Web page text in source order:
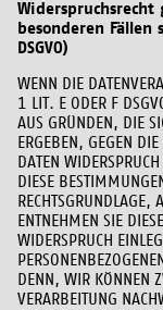
besonderen
DSGVO)
WENN DIE
1 LIT. E ODER F
AUS GRÜNDEN, DIE
ERGEBEN, GEGEN
DATEN
DIESE
RECHTSGRUNDLAGE,
ENTNEHMEN SIE
WIDERSPRUCH
DENN, WIR KÖNNEN
VERARBEITUNG